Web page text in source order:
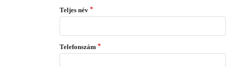
Teljes név
Telefonszám